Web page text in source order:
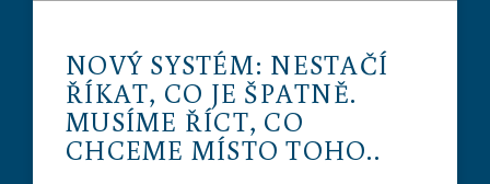
NOVÝ SYSTÉM: NESTAČÍ
ŘÍKAT, CO JE ŠPATNĚ.
MUSÍME ŘÍCT, CO
CHCEME MÍSTO TOHO..